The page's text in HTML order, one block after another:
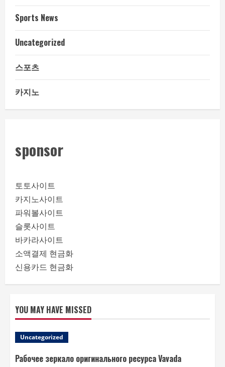
Sports News
Uncategorized
스포츠
카지노
sponsor
토토사이트
카지노사이트
파워볼사이트
슬롯사이트
바카라사이트
소액결제 현금화
신용카드 현금화
YOU MAY HAVE MISSED
Uncategorized
Рабочее зеркало оригинального ресурса Vavada